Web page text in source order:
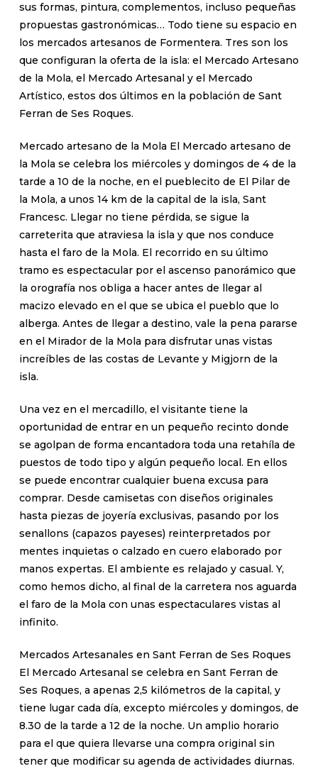
sus formas, pintura, complementos, incluso pequeñas
propuestas gastronómicas… Todo tiene su espacio en
los mercados artesanos de Formentera. Tres son los
que configuran la oferta de la isla: el Mercado Artesano
de la Mola, el Mercado Artesanal y el Mercado
Artístico, estos dos últimos en la población de Sant
Ferran de Ses Roques.
Mercado artesano de la Mola El Mercado artesano de
la Mola se celebra los miércoles y domingos de 4 de la
tarde a 10 de la noche, en el pueblecito de El Pilar de
la Mola, a unos 14 km de la capital de la isla, Sant
Francesc. Llegar no tiene pérdida, se sigue la
carreterita que atraviesa la isla y que nos conduce
hasta el faro de la Mola. El recorrido en su último
tramo es espectacular por el ascenso panorámico que
la orografía nos obliga a hacer antes de llegar al
macizo elevado en el que se ubica el pueblo que lo
alberga. Antes de llegar a destino, vale la pena pararse
en el Mirador de la Mola para disfrutar unas vistas
increíbles de las costas de Levante y Migjorn de la
isla.
Una vez en el mercadillo, el visitante tiene la
oportunidad de entrar en un pequeño recinto donde
se agolpan de forma encantadora toda una retahíla de
puestos de todo tipo y algún pequeño local. En ellos
se puede encontrar cualquier buena excusa para
comprar. Desde camisetas con diseños originales
hasta piezas de joyería exclusivas, pasando por los
senallons (capazos payeses) reinterpretados por
mentes inquietas o calzado en cuero elaborado por
manos expertas. El ambiente es relajado y casual. Y,
como hemos dicho, al final de la carretera nos aguarda
el faro de la Mola con unas espectaculares vistas al
infinito.
Mercados Artesanales en Sant Ferran de Ses Roques
El Mercado Artesanal se celebra en Sant Ferran de
Ses Roques, a apenas 2,5 kilómetros de la capital, y
tiene lugar cada día, excepto miércoles y domingos, de
8.30 de la tarde a 12 de la noche. Un amplio horario
para el que quiera llevarse una compra original sin
tener que modificar su agenda de actividades diurnas.